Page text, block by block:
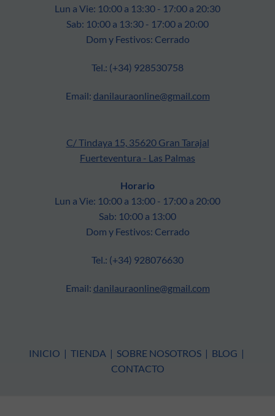
Lun a Vie: 10:00 a 13:30 - 17:00 a 20:30
Sab: 10:00 a 13:30 - 17:00 a 20:00
Dom y Festivos: Cerrado
Tel.: (+34) 928530758
Email: danilauraonline@gmail.com
C/ Tindaya 15, 35620 Gran Tarajal
Fuerteventura - Las Palmas
Horario
Lun a Vie: 10:00 a 13:00 - 17:00 a 20:00
Sab: 10:00 a 13:00
Dom y Festivos: Cerrado
Tel.: (+34) 928076630
Email: danilauraonline@gmail.com
INICIO | TIENDA | SOBRE NOSOTROS | BLOG |
CONTACTO